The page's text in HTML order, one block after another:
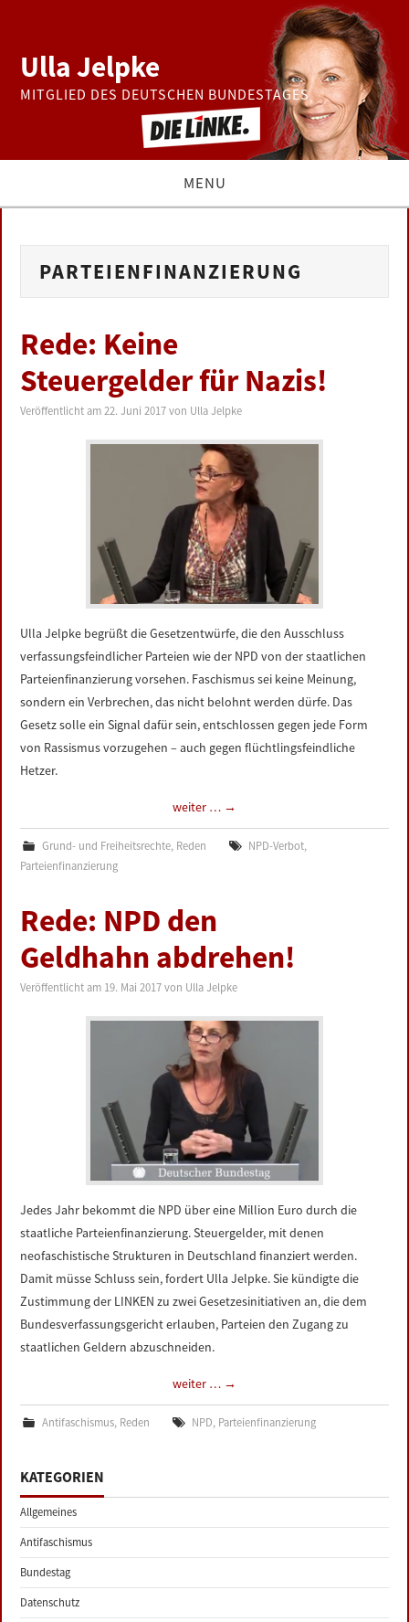
Ulla Jelpke
MITGLIED DES DEUTSCHEN BUNDESTAGES
MENU
BUNDESTAG
ZUR PERSON
DATENSCHUTZERKLÄRUNG
PARTEIENFINANZIERUNG
Rede: Keine
Steuergelder für Nazis!
Veröffentlicht am22. Juni 2017 von Ulla Jelpke
Ulla Jelpke begrüßt die Gesetzentwürfe, die den Ausschluss
verfassungsfeindlicher Parteien wie der NPD von der staatlichen
Parteienfinanzierung vorsehen. Faschismus sei keine Meinung,
sondern ein Verbrechen, das nicht belohnt werden dürfe. Das
Gesetz solle ein Signal dafür sein, entschlossen gegen jede Form
von Rassismus vorzugehen – auch gegen flüchtlingsfeindliche
Hetzer.
weiter … →
Grund- und Freiheitsrechte, Reden NPD-Verbot,
Parteienfinanzierung
Rede: NPD den
Geldhahn abdrehen!
Veröffentlicht am 19. Mai 2017 von Ulla Jelpke
Jedes Jahr bekommt die NPD über eine Million Euro durch die
staatliche Parteienfinanzierung. Steuergelder, mit denen
neofaschistische Strukturen in Deutschland finanziert werden.
Damit müsse Schluss sein, fordert Ulla Jelpke. Sie kündigte die
Zustimmung der LINKEN zu zwei Gesetzesinitiativen an, die dem
Bundesverfassungsgericht erlauben, Parteien den Zugang zu
staatlichen Geldern abzuschneiden.
weiter … →
Antifaschismus, Reden NPD, Parteienfinanzierung
KATEGORIEN
Allgemeines
Antifaschismus
Bundestag
Datenschutz